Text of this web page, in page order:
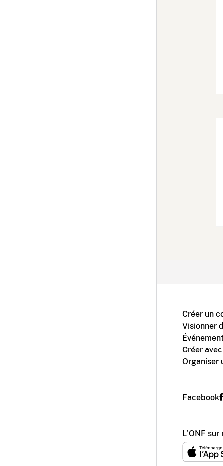
Créer un
Visionner
Créer
Organiser
Facebook
L'ONF sur